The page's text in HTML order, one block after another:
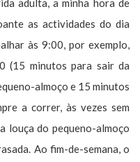
adulta, a minha hora de
as actividades do dia
às 9:00, por exemplo,
(15 minutos para sair da
almoço e 15 minutos
a correr, às vezes sem
louça do pequeno-almoço
Ao fim-de-semana, o